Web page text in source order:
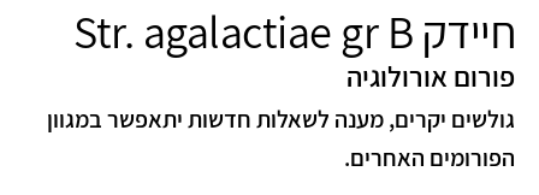
ועוד...
חיידק Str. agalactiae gr B
פורום אורולוגיה
גולשים יקרים, מענה לשאלות חדשות יתאפשר במגוון
הפורומים האחרים.